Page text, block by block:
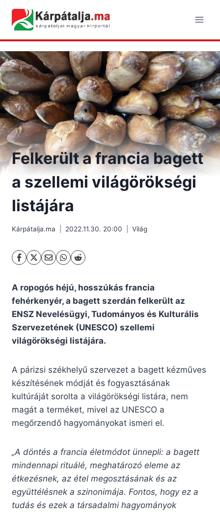
content
Felkerült a francia bagett
a szellemi világörökségi
listájára
Kárpátalja.ma 2022.11.30. 20:00 Világ
A ropogós héjú, hosszúkás francia
fehérkenyér, a bagett szerdán felkerült az
ENSZ Nevelésügyi, Tudományos és Kulturális
Szervezetének (UNESCO) szellemi
világörökségi listájára.
A párizsi székhelyű szervezet a bagett kézműves
készítésének módját és fogyasztásának
kultúráját sorolta a világörökségi listára, nem
magát a terméket, mivel az UNESCO a
megőrzendő hagyományokat ismeri el.
„A döntés a francia életmódot ünnepli: a bagett
mindennapi rituálé, meghatározó eleme az
étkezésnek, az étel megosztásának és az
együttélésnek a szinonimája. Fontos, hogy ez a
tudás és ezek a társadalmi hagyományok